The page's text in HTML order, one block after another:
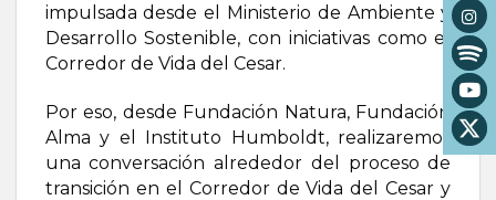
impulsada desde el Ministerio de Ambiente y
Desarrollo Sostenible, con iniciativas como el
Corredor de Vida del Cesar.
Por eso, desde Fundación Natura, Fundación
Alma y el Instituto Humboldt, realizaremos
una conversación alrededor del proceso de
transición en el Corredor de Vida del Cesar y